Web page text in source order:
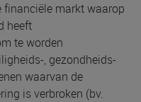
markt waarop
heeft
te worden
, gezondheids-
waarvan de
is verbroken (bv.